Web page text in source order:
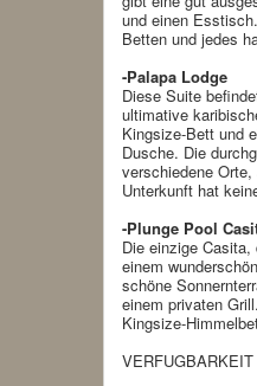
und einen
Betten und jedes
-Palapa Lodge
Diese Suite
ultimative
Kingsize-Bett und
Dusche. Die
verschiedene
Unterkunft hat
-Plunge Pool
Die einzige
einem
schöne
einem privaten
Kingsize-